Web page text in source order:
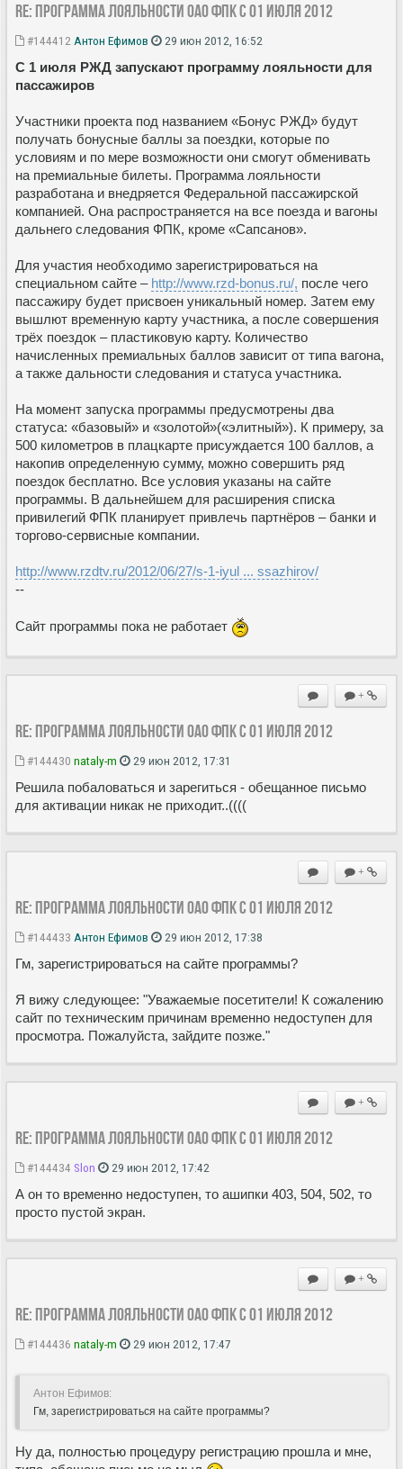
Re: Программа лояльности ОАО ФПК с 01 июля 2012
#144412 Антон Ефимов 29 июн 2012, 16:52
С 1 июля РЖД запускают программу лояльности для
пассажиров
Участники проекта под названием «Бонус РЖД» будут
получать бонусные баллы за поездки, которые по
условиям и по мере возможности они смогут обменивать
на премиальные билеты. Программа лояльности
разработана и внедряется Федеральной пассажирской
компанией. Она распространяется на все поезда и вагоны
дальнего следования ФПК, кроме «Сапсанов».
Для участия необходимо зарегистрироваться на
специальном сайте – http://www.rzd-bonus.ru/, после чего
пассажиру будет присвоен уникальный номер. Затем ему
вышлют временную карту участника, а после совершения
трёх поездок – пластиковую карту. Количество
начисленных премиальных баллов зависит от типа вагона,
а также дальности следования и статуса участника.
На момент запуска программы предусмотрены два
статуса: «базовый» и «золотой»(«элитный»). К примеру, за
500 километров в плацкарте присуждается 100 баллов, а
накопив определенную сумму, можно совершить ряд
поездок бесплатно. Все условия указаны на сайте
программы. В дальнейшем для расширения списка
привилегий ФПК планирует привлечь партнёров – банки и
торгово-сервисные компании.
http://www.rzdtv.ru/2012/06/27/s-1-iyul ... ssazhirov/
--
Сайт программы пока не работает
+
Re: Программа лояльности ОАО ФПК с 01 июля 2012
#144430 nataly-m 29 июн 2012, 17:31
Решила побаловаться и зарегиться - обещанное письмо
для активации никак не приходит..((((
+
Re: Программа лояльности ОАО ФПК с 01 июля 2012
#144433 Антон Ефимов 29 июн 2012, 17:38
Гм, зарегистрироваться на сайте программы?
Я вижу следующее: "Уважаемые посетители! К сожалению
сайт по техническим причинам временно недоступен для
просмотра. Пожалуйста, зайдите позже."
+
Re: Программа лояльности ОАО ФПК с 01 июля 2012
#144434 Slon 29 июн 2012, 17:42
А он то временно недоступен, то ашипки 403, 504, 502, то
просто пустой экран.
+
Re: Программа лояльности ОАО ФПК с 01 июля 2012
#144436 nataly-m 29 июн 2012, 17:47
Антон Ефимов:
Гм, зарегистрироваться на сайте программы?
Ну да, полностью процедуру регистрацию прошла и мне,